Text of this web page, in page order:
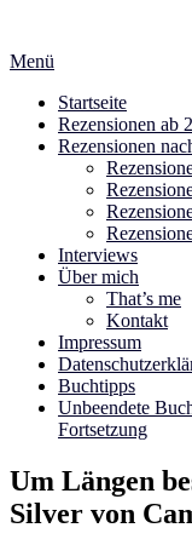
springen
Menü
Startseite
Rezensionen ab
Rezensionen
Interviews
Über mich
That’s me
Kontakt
Impressum
Buchtipps
Unbeendete
Fortsetzung
Um Längen
Silver von